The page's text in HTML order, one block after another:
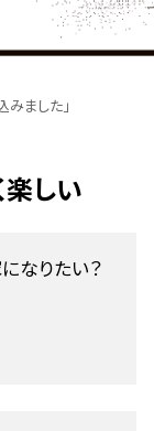
ました」
しい
なりたい？